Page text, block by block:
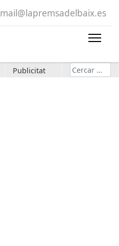
mail@lapremsadelbaix.es
Publicitat Cerca